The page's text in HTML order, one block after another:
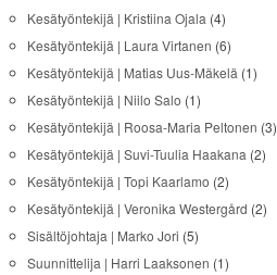
Kesätyöntekijä | Kristiina Ojala (4)
Kesätyöntekijä | Laura Virtanen (6)
Kesätyöntekijä | Matias Uus-Mäkelä (1)
Kesätyöntekijä | Niilo Salo (1)
Kesätyöntekijä | Roosa-Maria Peltonen (3)
Kesätyöntekijä | Suvi-Tuulia Haakana (2)
Kesätyöntekijä | Topi Kaarlamo (2)
Kesätyöntekijä | Veronika Westergård (2)
Sisältöjohtaja | Marko Jori (5)
Suunnittelija | Harri Laaksonen (1)